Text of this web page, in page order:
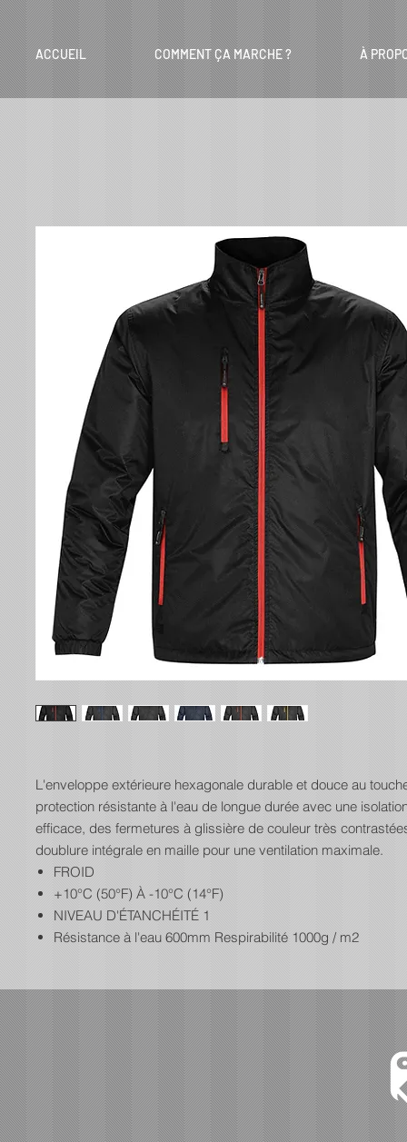
ACCUEIL COMMENT ÇA MARCHE ? À
L'enveloppe extérieure hexagonale durable et douce au
protection résistante à l'eau de longue durée avec une
efficace, des fermetures à glissière de couleur très
doublure intégrale en maille pour une ventilation maximale.
FROID
+10°C (50°F) À -10°C (14°F)
NIVEAU D'ÉTANCHÉITÉ 1
Résistance à l'eau 600mm Respirabilité 1000g / m2